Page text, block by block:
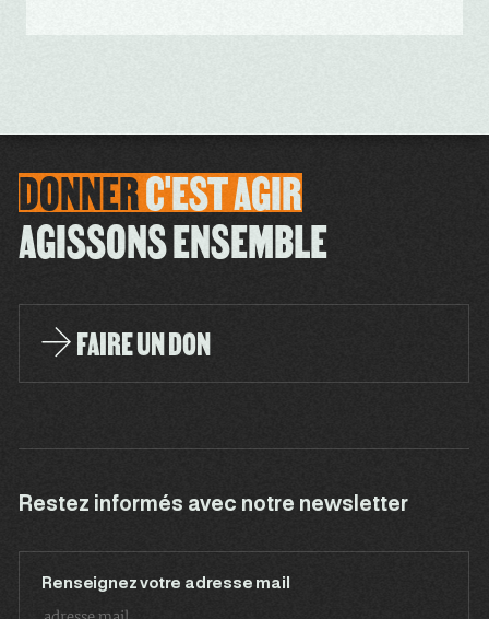
DONNERC'ESTAGIR
AGISSONS ENSEMBLE
FAIRE UN DON
Restez informés avec notre newsletter
Renseignez votre adresse mail